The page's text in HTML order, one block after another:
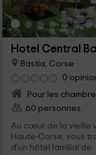
Hotel Central
Bastia, Corse
0
Pour les
60 personnes
Au cœur de la vieille
Haute-Corse, vous
d'un hôtel familial de...